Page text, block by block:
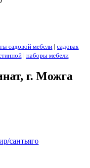
садовой мебели | садовая
| наборы мебели
г. Можга
сантьяго